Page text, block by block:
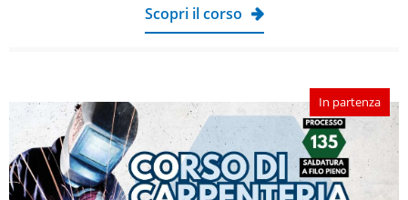
Scopri il corso
In partenza